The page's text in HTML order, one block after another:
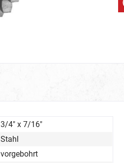
3/4" x 7/16"
Stahl
vorgebohrt